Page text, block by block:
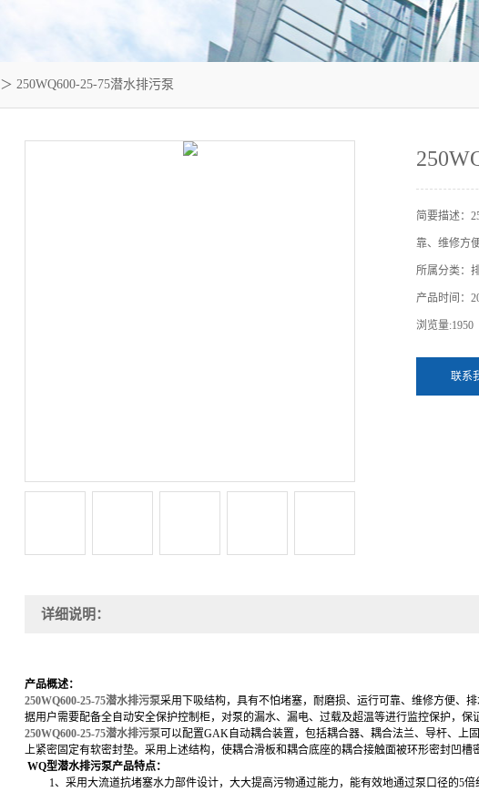
＞ 250WQ600-25-75潜水排污泵
简要描述：
靠、维修方
所属分类：
产品时间：
浏览量:1950
联系
详细说明：
产品概述：
250WQ600-25-75潜水排污泵采用下吸结构，具有不怕堵塞，耐磨损、运行可靠、维修方便、
据用户需要配备全自动安全保护控制柜，对泵的漏水、 漏电、 过载及超温等进行监控保护 ，保
250WQ600-25-75潜水排污泵可以配置GAK自动耦合装置 ， 包括耦合器、耦合法兰、导杆、上
上紧密固定有软密封垫。采用上述结构，使耦合滑板和耦合底座的耦合接触面被环形密封凹槽
WQ型潜水排污泵产品特点：
1、 采用大流道抗堵塞水力部件设计，大大提高污物通过能力，能有效地通过泵口径的5倍